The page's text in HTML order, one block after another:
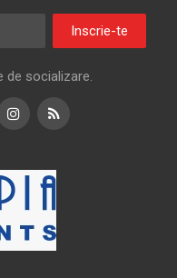
Inscrie-te
de socializare.
Instagram
RSS